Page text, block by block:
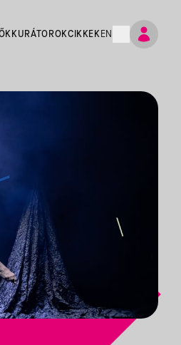
KURÁTOROKCIKKEK EN